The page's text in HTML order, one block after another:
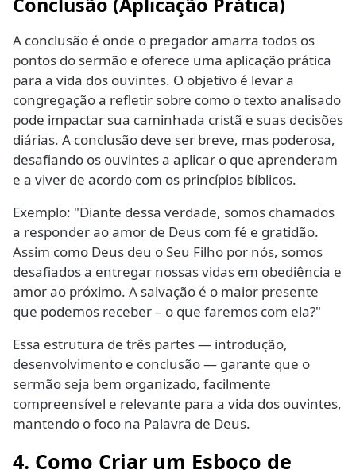
A conclusão é onde o pregador amarra todos os
pontos do sermão e oferece uma aplicação prática
para a vida dos ouvintes. O objetivo é levar a
congregação a refletir sobre como o texto analisado
pode impactar sua caminhada cristã e suas decisões
diárias. A conclusão deve ser breve, mas poderosa,
desafiando os ouvintes a aplicar o que aprenderam
e a viver de acordo com os princípios bíblicos.
Exemplo: "Diante dessa verdade, somos chamados
a responder ao amor de Deus com fé e gratidão.
Assim como Deus deu o Seu Filho por nós, somos
desafiados a entregar nossas vidas em obediência e
amor ao próximo. A salvação é o maior presente
que podemos receber – o que faremos com ela?"
Essa estrutura de três partes — introdução,
desenvolvimento e conclusão — garante que o
sermão seja bem organizado, facilmente
compreensível e relevante para a vida dos ouvintes,
mantendo o foco na Palavra de Deus.
4. Como Criar um Esboço de